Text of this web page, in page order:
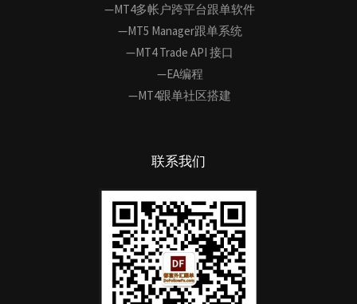
—MT4多帐户跨平台跟单软件
—MT5 Manager跟单系统
—MT4 Trade API 接口
—EA编程
—MT4跟单社区搭建
联系我们